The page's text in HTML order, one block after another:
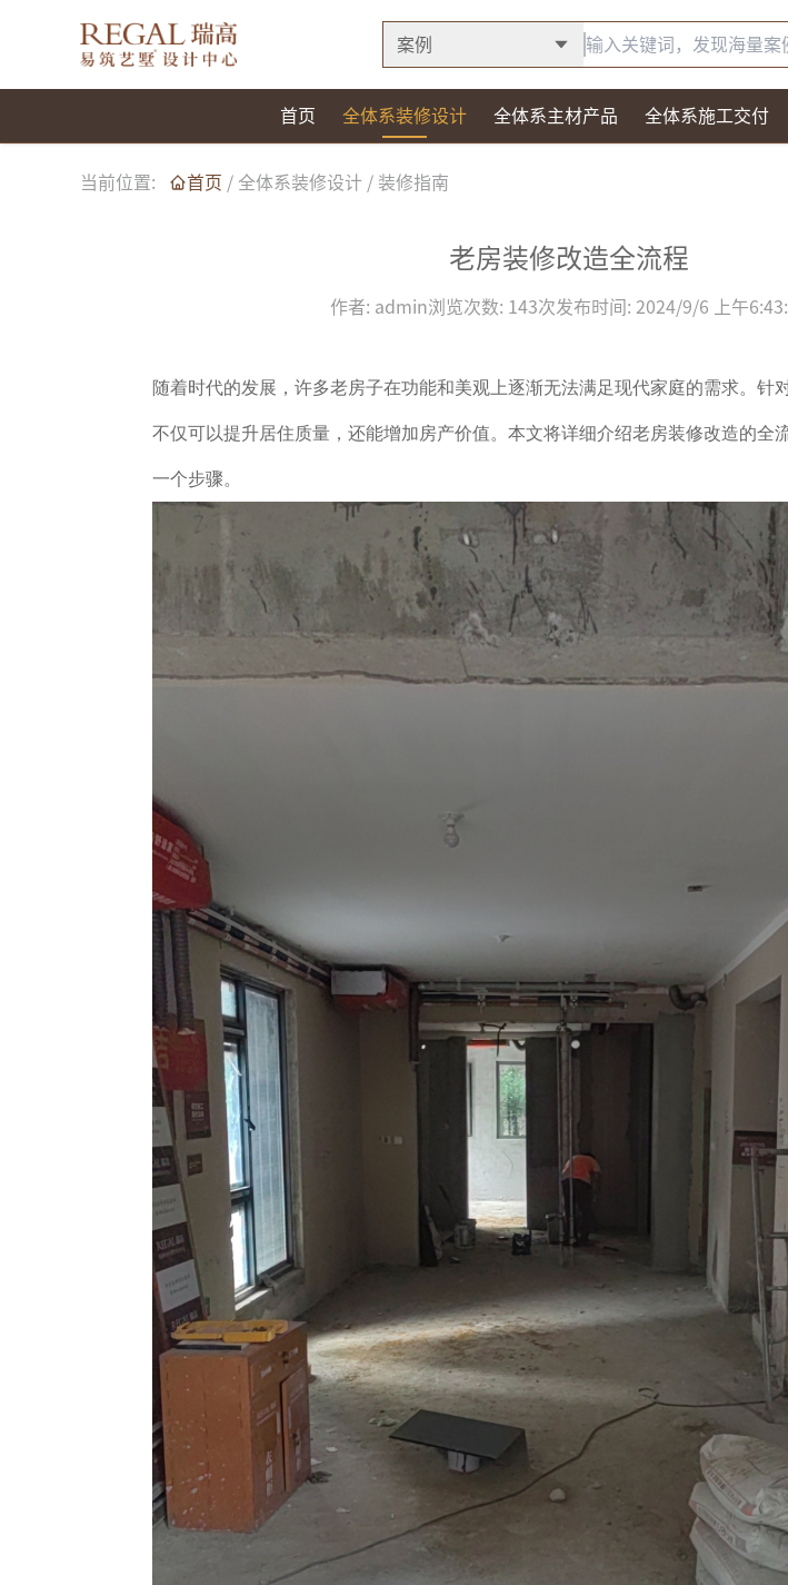
案例
首页 全体系装修设计 全体系主材产品 全体系施工交付
当前位置: 首页 / 全体系装修设计 / 装修指南
老房装修改造全流程
作者: admin浏览次数: 143次发布时间: 2024/9/6 上午
随着时代的发展，许多老房子在功能和美观上逐渐无法满足现代家庭的需求。针
不仅可以提升居住质量，还能增加房产价值。本文将详细介绍老房装修改造的全
一个步骤。